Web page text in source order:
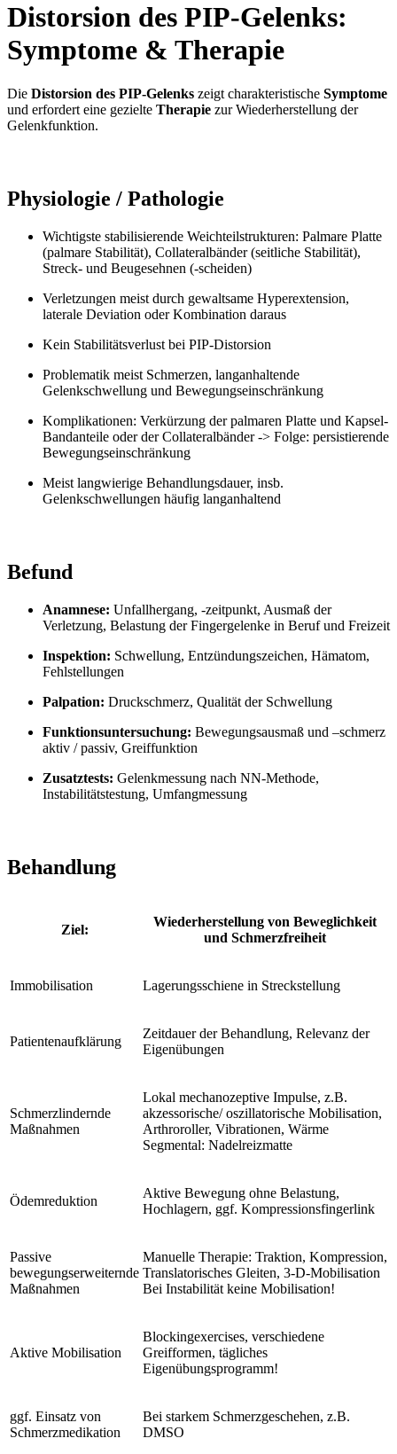
Distorsion des PIP-Gelenks:
Symptome & Therapie
Die Distorsion des PIP-Gelenks zeigt charakteristische Symptome
und erfordert eine gezielte Therapie zur Wiederherstellung der
Gelenkfunktion.
Physiologie / Pathologie
Wichtigste stabilisierende Weichteilstrukturen: Palmare Platte
(palmare Stabilität), Collateralbänder (seitliche Stabilität),
Streck- und Beugesehnen (-scheiden)
Verletzungen meist durch gewaltsame Hyperextension,
laterale Deviation oder Kombination daraus
Kein Stabilitätsverlust bei PIP-Distorsion
Problematik meist Schmerzen, langanhaltende
Gelenkschwellung und Bewegungseinschränkung
Komplikationen: Verkürzung der palmaren Platte und Kapsel-
Bandanteile oder der Collateralbänder -> Folge: persistierende
Bewegungseinschränkung
Meist langwierige Behandlungsdauer, insb.
Gelenkschwellungen häufig langanhaltend
Befund
Anamnese: Unfallhergang, -zeitpunkt, Ausmaß der
Verletzung, Belastung der Fingergelenke in Beruf und Freizeit
Inspektion: Schwellung, Entzündungszeichen, Hämatom,
Fehlstellungen
Palpation: Druckschmerz, Qualität der Schwellung
Funktionsuntersuchung: Bewegungsausmaß und –schmerz
aktiv / passiv, Greiffunktion
Zusatztests: Gelenkmessung nach NN-Methode,
Instabilitätstestung, Umfangmessung
Behandlung
Ziel:
Wiederherstellung von Beweglichkeit
und Schmerzfreiheit
Immobilisation Lagerungsschiene in Streckstellung
Patientenaufklärung
Zeitdauer der Behandlung, Relevanz der
Eigenübungen
Schmerzlindernde
Maßnahmen
Lokal mechanozeptive Impulse, z.B.
akzessorische/ oszillatorische Mobilisation,
Arthroroller, Vibrationen, Wärme
Segmental: Nadelreizmatte
Ödemreduktion
Aktive Bewegung ohne Belastung,
Hochlagern, ggf. Kompressionsfingerlink
Passive
bewegungserweiternde
Maßnahmen
Manuelle Therapie: Traktion, Kompression,
Translatorisches Gleiten, 3-D-Mobilisation
Bei Instabilität keine Mobilisation!
Aktive Mobilisation
Blockingexercises, verschiedene
Greifformen, tägliches
Eigenübungsprogramm!
ggf. Einsatz von
Schmerzmedikation
Bei starkem Schmerzgeschehen, z.B.
DMSO